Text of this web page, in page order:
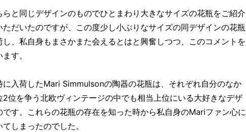
らと同じデザインのものでひとまわり大きなサイズの花瓶をご紹介
ただいたのですが、この度少し小ぶりなサイズの同デザインの花瓶
し、私自身もまさかまた会えるとはと興奮しつつ、このコメントを
す。
に入荷したMari Simmulsonの陶器の花瓶は、それぞれ自分のなか
2位を争う北欧ヴィンテージの中でも相当上位にいる大好きなデザ
です。これらの花瓶の存在を知った時から私自身のMariファン心に
しまったのでした。